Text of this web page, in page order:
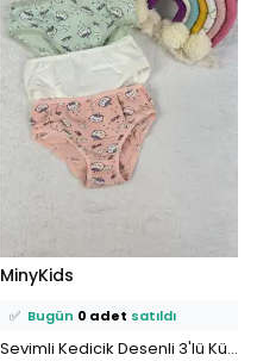
MinyKids
⭐️ Bu ürünü8 kişifavoriledi!
🛒 3 kişisepetine ekledi!
✅ Bugün 0 adet satıldı
Sevimli Kedicik Desenli 3'lü Külot Set